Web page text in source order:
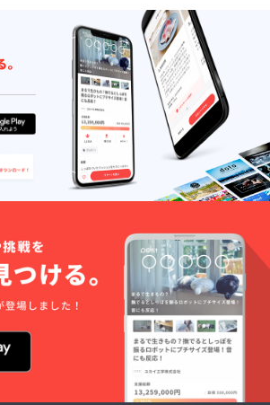
きませ
ん。当
クラウ
ドファ
ンディ
ング終
了後に
調整さ
せてい
ただき
ます。
ツアー
の巡回
よって
変更す
る場合
がござ
いま
す。
・
当ツ
アーは1
名様よ
いたし
は、選
手の指
定は不
可 ※4：
ベスト
電器ス
タジア
ム内/場
所/掲載
期間は
未定
スポン
サー
に掲出
するお
名前を
「備考
欄」に
ご記載
くださ
い。
記載が
ない場